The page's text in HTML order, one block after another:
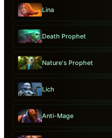
Lina
Death Prophet
Nature's Prophet
Lich
Anti-Mage